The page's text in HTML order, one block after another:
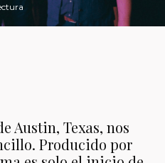
Austin, Texas, nos
Producido por